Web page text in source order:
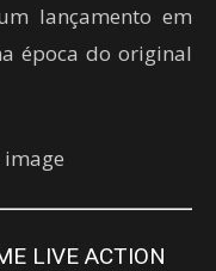
lançamento em
época do original
LIVE ACTION